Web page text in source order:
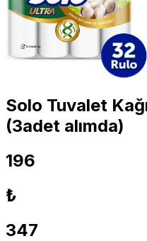
Solo Tuvalet
(3adet alımda)
196
₺
347